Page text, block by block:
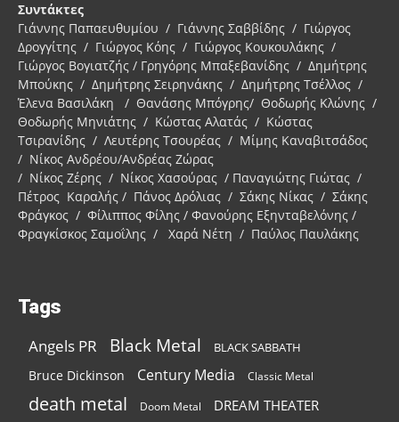
Συντάκτες
Γιάννης Παπαευθυμίου / Γιάννης Σαββίδης / Γιώργος
Δρογγίτης / Γιώργος Κόης / Γιώργος Κουκουλάκης /
Γιώργος Βογιατζής / Γρηγόρης Μπαξεβανίδης / Δημήτρης
Μπούκης / Δημήτρης Σειρηνάκης / Δημήτρης Τσέλλος /
Έλενα Βασιλάκη / Θανάσης Μπόγρης/ Θοδωρής Κλώνης /
Θοδωρής Μηνιάτης / Κώστας Αλατάς / Κώστας
Τσιρανίδης / Λευτέρης Τσουρέας / Μίμης Καναβιτσάδος
/ Νίκος Ανδρέου/Ανδρέας Ζώρας
/ Νίκος Ζέρης / Νίκος Χασούρας / Παναγιώτης Γιώτας /
Πέτρος Καραλής / Πάνος Δρόλιας / Σάκης Νίκας / Σάκης
Φράγκος / Φίλιππος Φίλης / Φανούρης Εξηνταβελόνης /
Φραγκίσκος Σαμοΐλης / Χαρά Νέτη / Παύλος Παυλάκης
Tags
Angels PR Black Metal BLACK SABBATH
Bruce Dickinson Century Media Classic Metal
death metal Doom Metal DREAM THEATER